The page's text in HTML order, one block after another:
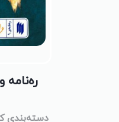
دسته‌بندی